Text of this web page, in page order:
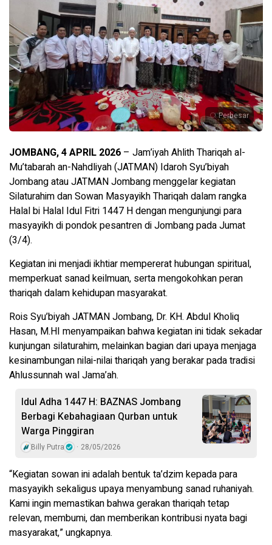
Perbesar
JOMBANG, 4 APRIL 2026 – Jam’iyah Ahlith Thariqah al-
Mu’tabarah an-Nahdliyah (JATMAN) Idaroh Syu’biyah
Jombang atau JATMAN Jombang menggelar kegiatan
Silaturahim dan Sowan Masyayikh Thariqah dalam rangka
Halal bi Halal Idul Fitri 1447 H dengan mengunjungi para
masyayikh di pondok pesantren di Jombang pada Jumat
(3/4).
Kegiatan ini menjadi ikhtiar mempererat hubungan spiritual,
memperkuat sanad keilmuan, serta mengokohkan peran
thariqah dalam kehidupan masyarakat.
Rois Syu’biyah JATMAN Jombang, Dr. KH. Abdul Kholiq
Hasan, M.HI menyampaikan bahwa kegiatan ini tidak sekadar
kunjungan silaturahim, melainkan bagian dari upaya menjaga
kesinambungan nilai-nilai thariqah yang berakar pada tradisi
Ahlussunnah wal Jama’ah.
Idul Adha 1447 H: BAZNAS Jombang
Berbagi Kebahagiaan Qurban untuk
Warga Pinggiran
Billy Putra 28/05/2026
“Kegiatan sowan ini adalah bentuk ta’dzim kepada para
masyayikh sekaligus upaya menyambung sanad ruhaniyah.
Kami ingin memastikan bahwa gerakan thariqah tetap
relevan, membumi, dan memberikan kontribusi nyata bagi
masyarakat,” ungkapnya.